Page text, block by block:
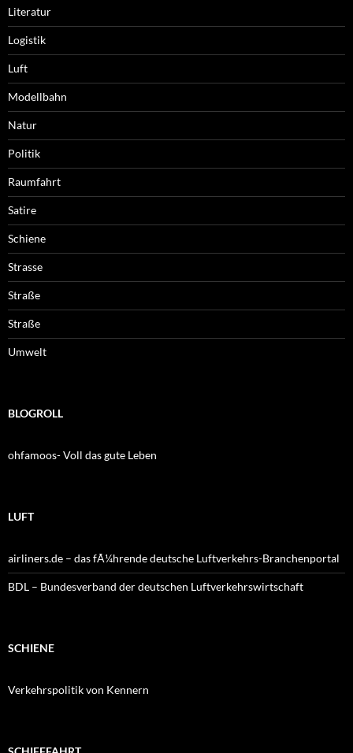
Literatur
Logistik
Luft
Modellbahn
Natur
Politik
Raumfahrt
Satire
Schiene
Strasse
Straße
Straße
Umwelt
BLOGROLL
ohfamoos- Voll das gute Leben
LUFT
airliners.de – das fÃ¼hrende deutsche Luftverkehrs-Branchenportal
BDL – Bundesverband der deutschen Luftverkehrswirtschaft
SCHIENE
Verkehrspolitik von Kennern